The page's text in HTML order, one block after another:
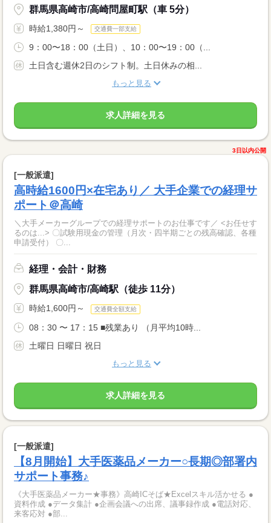
群馬県高崎市/高崎問屋町駅（車 5分）
時給1,380円～ 交通費一部支給
9：00〜18：00（土日）、10：00〜19：00（...
土日含む週休2日のシフト制。土日休みの相...
もっと見る
求人詳細を見る
3日以内公開
[一般派遣]
高時給1600円×在宅あり／ 大手企業での経理サ
ポート＠高崎
＼大手メーカーグループでの経理サポートのお仕事です／ <お任せす
るのは...> 〇試験用現金の管理（月次・四半期ごとの残高確認、各種
申請受付） 〇...
経理・会計・財務
群馬県高崎市/高崎駅（徒歩 11分）
時給1,600円～ 交通費全額支給
08：30 〜 17：15 ■残業あり （月平均10時...
土曜日 日曜日 祝日
もっと見る
求人詳細を見る
[一般派遣]
【8月開始】大手医薬品メーカー○長期◎部署内
サポート事務♪
《大手医薬品メーカー★事務》高崎ICそば★Excelスキル活かせる ●
資料作成 ●データ集計 ●企画会議への出席、議事録作成 ●電話対応、
来客応対 ●部...